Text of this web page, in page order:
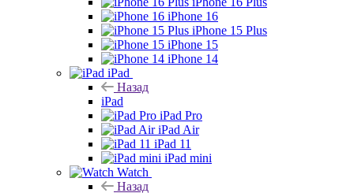
iPhone 16
iPhone 15 Plus
iPhone 15
iPhone 14
iPad
Назад
iPad
iPad Pro
iPad Air
iPad 11
iPad mini
Watch
Назад